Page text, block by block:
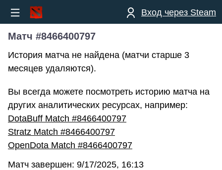
Вход через Steam
Матч #8466400797
История матча не найдена (матчи старше 3
месяцев удаляются).
Вы всегда можете посмотреть историю матча на
других аналитических ресурсах, например:
DotaBuff Match #8466400797
Stratz Match #8466400797
OpenDota Match #8466400797
Матч завершен: 9/17/2025, 16:13